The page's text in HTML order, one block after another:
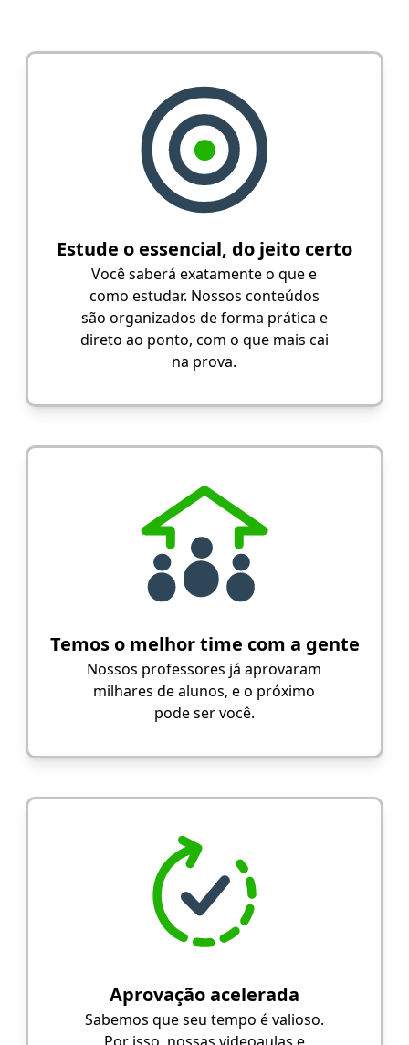
Estude o essencial, do jeito certo
Você saberá exatamente o que e
como estudar. Nossos conteúdos
são organizados de forma prática e
direto ao ponto, com o que mais cai
na prova.
Temos o melhor time com a gente
Nossos professores já aprovaram
milhares de alunos, e o próximo
pode ser você.
Aprovação acelerada
Sabemos que seu tempo é valioso.